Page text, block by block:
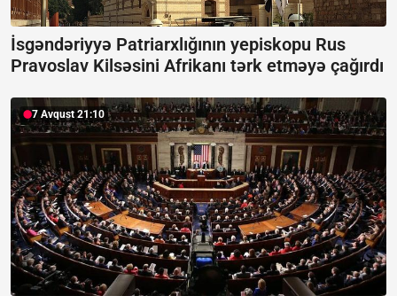
İsgəndəriyyə Patriarxlığının yepiskopu Rus
Pravoslav Kilsəsini Afrikanı tərk etməyə çağırdı
7 Avqust 21:10